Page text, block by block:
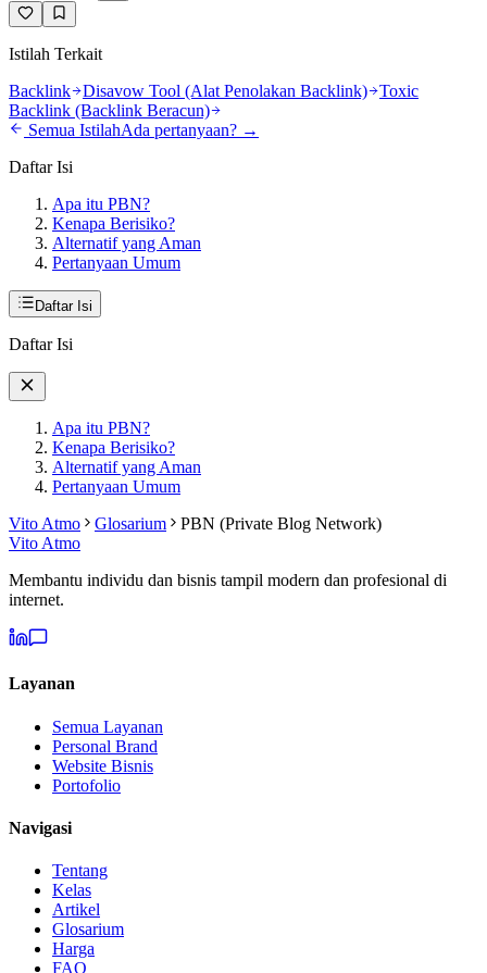
Istilah Terkait
Backlink
Disavow Tool (Alat Penolakan Backlink)
Toxic
Backlink (Backlink Beracun)
Semua IstilahAda pertanyaan? →
Daftar Isi
Apa itu PBN?
Kenapa Berisiko?
Alternatif yang Aman
Pertanyaan Umum
Daftar Isi
Daftar Isi
Apa itu PBN?
Kenapa Berisiko?
Alternatif yang Aman
Pertanyaan Umum
Vito Atmo
Glosarium
PBN (Private Blog Network)
Vito Atmo
Membantu individu dan bisnis tampil modern dan profesional di
internet.
Layanan
Semua Layanan
Personal Brand
Website Bisnis
Portofolio
Navigasi
Tentang
Kelas
Artikel
Glosarium
Harga
FAQ